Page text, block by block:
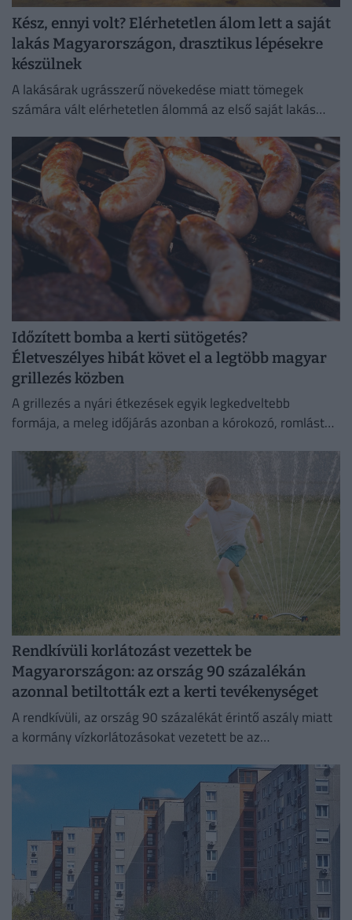
Kész, ennyi volt? Elérhetetlen álom lett a saját
lakás Magyarországon, drasztikus lépésekre
készülnek
A lakásárak ugrásszerű növekedése miatt tömegek
számára vált elérhetetlen álommá az első saját lakás
Időzített bomba a kerti sütögetés?
Életveszélyes hibát követ el a legtöbb magyar
grillezés közben
A grillezés a nyári étkezések egyik legkedveltebb
formája, a meleg időjárás azonban a kórokozó, romlást
Rendkívüli korlátozást vezettek be
Magyarországon: az ország 90 százalékán
azonnal betiltották ezt a kerti tevékenységet
A rendkívüli, az ország 90 százalékát érintő aszály miatt
a kormány vízkorlátozásokat vezetett be az
biztosítása érdekében.